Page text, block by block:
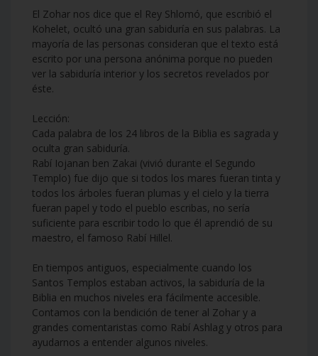
El Zohar nos dice que el Rey Shlomó, que escribió el
Kohelet, ocultó una gran sabiduría en sus palabras. La
mayoría de las personas consideran que el texto está
escrito por una persona anónima porque no pueden
ver la sabiduría interior y los secretos revelados por
éste.
Lección:
Cada palabra de los 24 libros de la Biblia es sagrada y
oculta gran sabiduría.
Rabí Iojanan ben Zakai (vivió durante el Segundo
Templo) fue dijo que si todos los mares fueran tinta y
todos los árboles fueran plumas y el cielo y la tierra
fueran papel y todo el pueblo escribas, no sería
suficiente para escribir todo lo que él aprendió de su
maestro, el famoso Rabí Hillel.
En tiempos antiguos, especialmente cuando los
Santos Templos estaban activos, la sabiduría de la
Biblia en muchos niveles era fácilmente accesible.
Contamos con la bendición de tener al Zohar y a
grandes comentaristas como Rabí Ashlag y otros para
ayudarnos a entender algunos niveles.